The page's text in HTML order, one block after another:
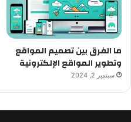
ما الفرق بين تصميم المواقع
وتطوير المواقع الإلكترونية
سبتمبر 2, 2024